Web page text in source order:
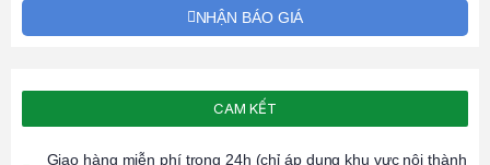
NHẬN BÁO GIÁ
CAM KẾT
Giao hàng miễn phí trong 24h (chỉ áp dụng khu vực nội thành